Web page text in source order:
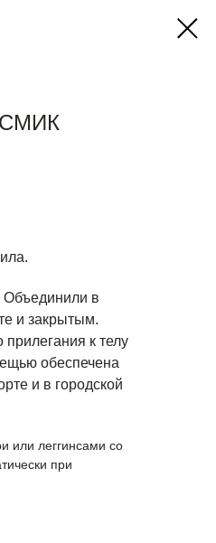
Объединили в
и закрытым.
прилегания к телу
обеспечена
и в городской
или леггинсами со
при